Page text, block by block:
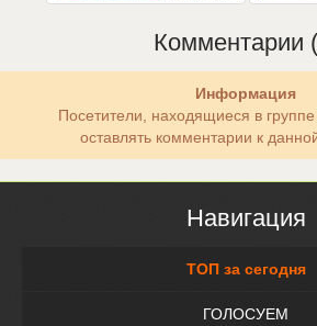
Комментарии
Информация
Посетители, находящиеся в группе
оставлять комментарии к
Навигация
ТОП за сегодня
ГОЛОСУЕМ